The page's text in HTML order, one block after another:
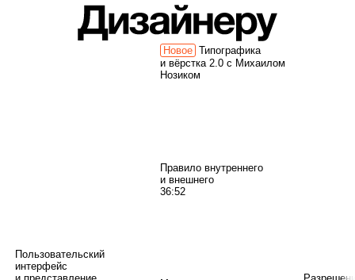
Пользовательский
интерфейс
Типографика
и вёрстка 2.0 с Михаилом
Нозиком
Пра­вило внут­рен­него
и внеш­него
36:52